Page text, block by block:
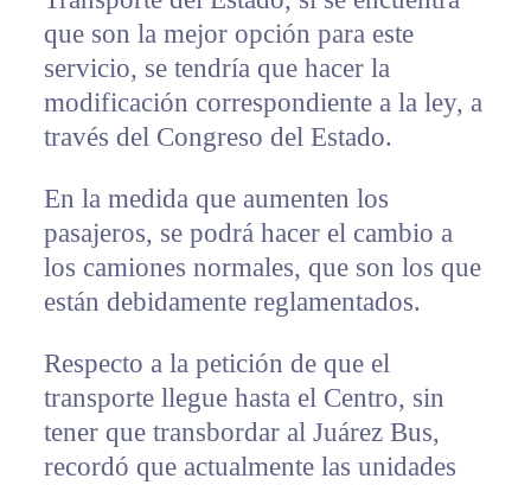
que son la mejor opción para este
servicio, se tendría que hacer la
modificación correspondiente a la ley, a
través del Congreso del Estado.
En la medida que aumenten los
pasajeros, se podrá hacer el cambio a
los camiones normales, que son los que
están debidamente reglamentados.
Respecto a la petición de que el
transporte llegue hasta el Centro, sin
tener que transbordar al Juárez Bus,
recordó que actualmente las unidades